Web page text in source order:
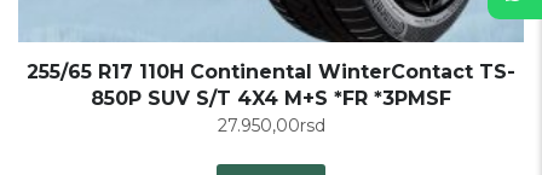
255/65 R17 110H Continental WinterContact TS-
850P SUV S/T 4X4 M+S *FR *3PMSF
27.950,00rsd